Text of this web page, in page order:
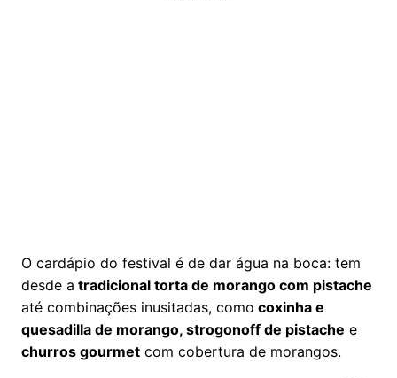
O cardápio do festival é de dar água na boca: tem
desde a tradicional torta de morango com pistache
até combinações inusitadas, como coxinha e
quesadilla de morango, strogonoff de pistache e
churros gourmet com cobertura de morangos.